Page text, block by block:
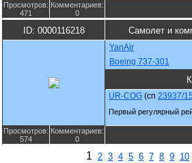
Просмотров:
471
Комментариев:
0
ID: 0000116218 Самолет и
YanAir
Boeing 737-301
UR-COG (cn 23937/
Первый регулярный
Просмотров:
574
Комментариев:
0
1 2 3 4 5 6 7 8 9 10